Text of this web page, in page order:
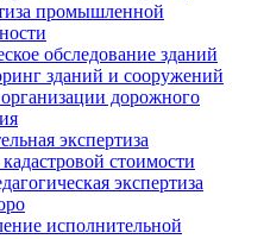
промышленной
обследование зданий
зданий и сооружений
дорожного
экспертиза
стоимости
экспертиза
исполнительной